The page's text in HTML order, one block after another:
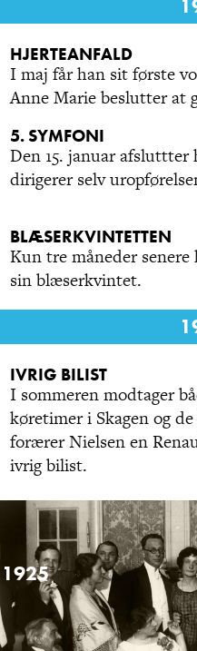
HJERTEANFALD
I maj får han sit første
Anne Marie beslutter at
5. SYMFONI
Den 15. januar afsluttter
dirigerer selv
BLÆSERKVINTETTEN
Kun tre måneder
sin blæserkvintet.
IVRIG BILIST
I sommeren modtager
køretimer i Skagen og
forærer Nielsen en
ivrig bilist.
1925